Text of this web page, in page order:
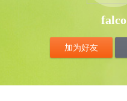
falco
加为好友